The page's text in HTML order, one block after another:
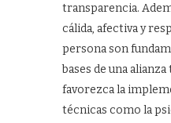
transparencia.
cálida, afectiva y
persona son
bases de una
favorezca la
técnicas como la